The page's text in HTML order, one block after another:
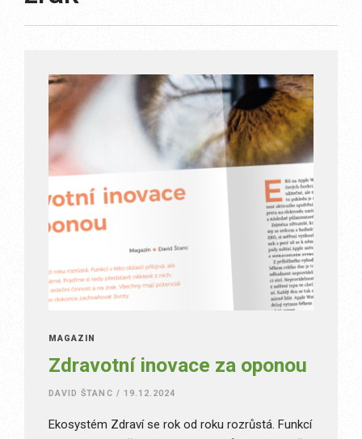
MAGAZÍN
Zdravotní inovace za oponou
DAVID ŠTANC / 19.12.2024
Ekosystém Zdraví se rok od roku rozrůstá. Funkcí